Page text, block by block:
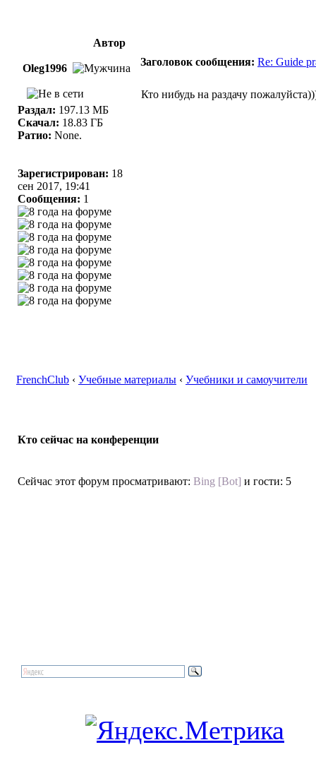
Автор
Oleg1996
Заголовок сообщения: Re: Guide
Раздал: 197.13 МБ
Скачал: 18.83 ГБ
Ратио: None.
Зарегистрирован: 18
сен 2017, 19:41
Сообщения: 1
Кто нибудь на раздачу
FrenchClub ‹ Учебные материалы ‹ Учебники и самоучители
Кто сейчас на конференции
Сейчас этот форум просматривают: Bing [Bot] и гости: 5